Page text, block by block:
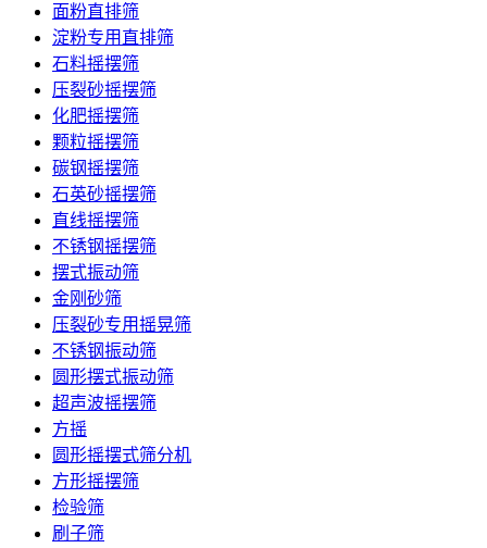
面粉直排筛
淀粉专用直排筛
石料摇摆筛
压裂砂摇摆筛
化肥摇摆筛
颗粒摇摆筛
碳钢摇摆筛
石英砂摇摆筛
直线摇摆筛
不锈钢摇摆筛
摆式振动筛
金刚砂筛
压裂砂专用摇晃筛
不锈钢振动筛
圆形摆式振动筛
超声波摇摆筛
方摇
圆形摇摆式筛分机
方形摇摆筛
检验筛
刷子筛